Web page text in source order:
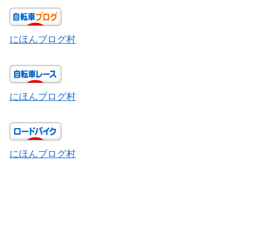
にほんブログ村
にほんブログ村
にほんブログ村